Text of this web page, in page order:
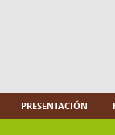
PRESENTACIÓN